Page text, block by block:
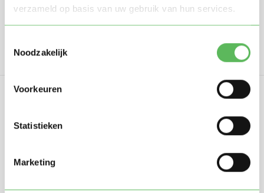
verzameld op basis van uw gebruik van hun services.
Noodzakelijk
Voorkeuren
Statistieken
Marketing
Gratis aanmelden
in 2017, bedoeld om ouders, oppassers en